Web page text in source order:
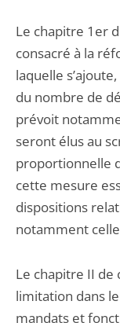
Le chapitre 1er
consacré à la
laquelle
du nombre de
prévoit
seront élus au
proportionnelle
cette mesure
dispositions
notamment
Le chapitre II de
limitation dans
mandats et